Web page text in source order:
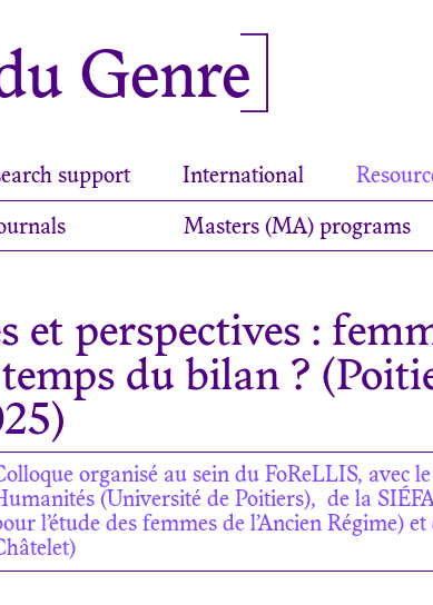
Genre
support International
Masters (MA) programs
et perspectives :
du bilan ?
organisé au sein du FoReLLIS, avec
(Université de Poitiers), de la
l’étude des femmes de l’Ancien Régime)